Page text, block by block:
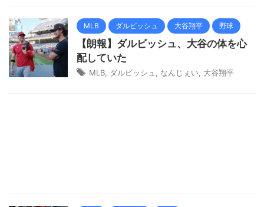
MLB ダルビッシュ 大谷翔平 野球
【朗報】ダルビッシュ、大谷の体を心
配していた
MLB ダルビッシュ なんじぇい 大谷翔平